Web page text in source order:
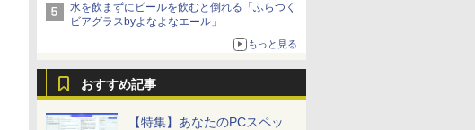
水を飲まずにビールを飲むと倒れる「ふらつく
ビアグラスbyよなよなエール」
もっと見る
おすすめ記事
【特集】あなたのPCスペッ